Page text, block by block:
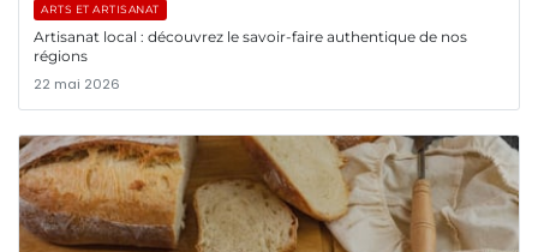
ARTS ET ARTISANAT
Artisanat local : découvrez le savoir-faire authentique de nos
régions
22 mai 2026